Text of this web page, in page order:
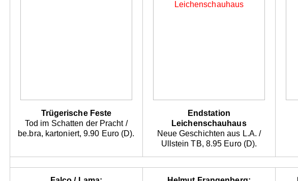
Trügerische Feste
Tod im Schatten der Pracht /
be.bra, kartoniert, 9.90 Euro (D).
Endstation
Leichenschauhaus
Neue Geschichten aus L.A. /
Ullstein TB, 8.95 Euro (D).